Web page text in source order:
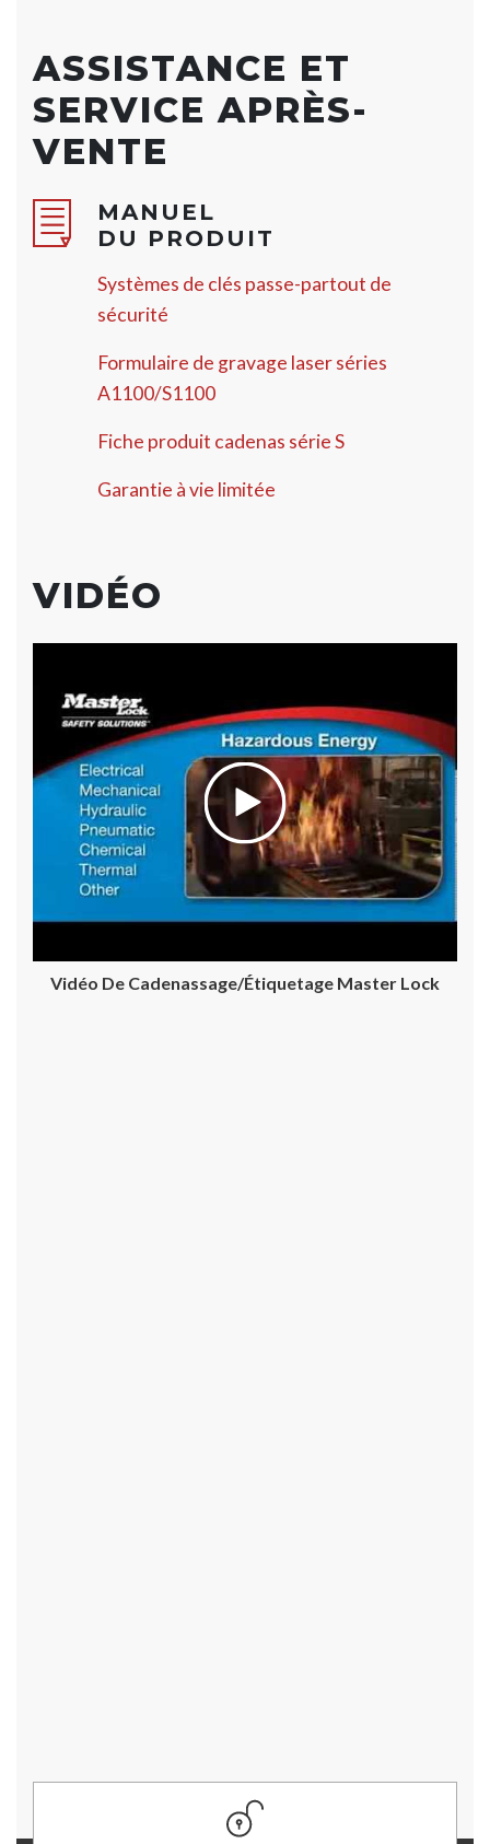
ASSISTANCE ET
SERVICE APRÈS-
VENTE
MANUEL
DU PRODUIT
Systèmes de clés passe-partout de
sécurité
Formulaire de gravage laser séries
A1100/S1100
Fiche produit cadenas série S
Garantie à vie limitée
VIDÉO
Vidéo De Cadenassage/étiquetage Master Lock